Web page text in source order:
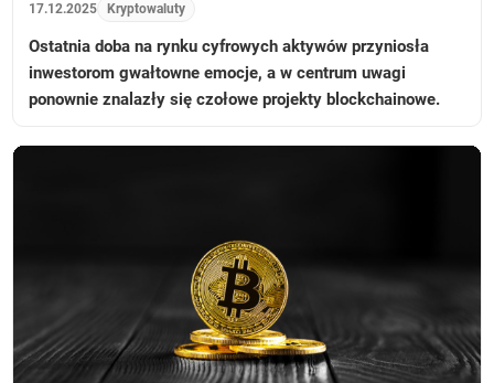
17.12.2025 Kryptowaluty
Ostatnia doba na rynku cyfrowych aktywów przyniosła
inwestorom gwałtowne emocje, a w centrum uwagi
ponownie znalazły się czołowe projekty blockchainowe.